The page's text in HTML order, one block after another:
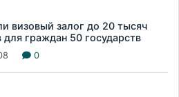
визовый залог до 20 тысяч
для граждан 50 государств
0